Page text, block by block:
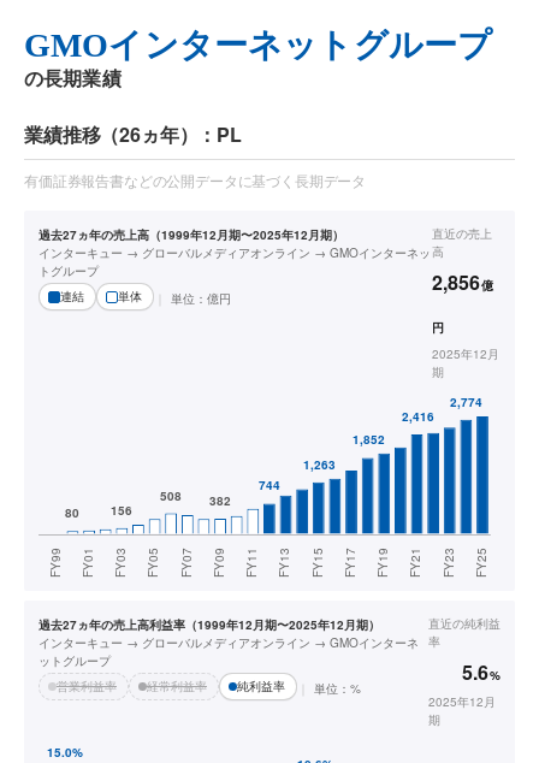
GMOインターネットグループ
の長期業績
業績推移（26ヵ年）：PL
有価証券報告書などの公開データに基づく長期データ
過去27ヵ年の売上高（1999年12月期〜2025年12月期）
インターキュー → グローバルメディアオンライン → GMOインターネッ
トグループ
連結
単体 単位： 億円
直近の売上
高
2,856億
円
2025年12月
期
過去27ヵ年の売上高利益率（1999年12月期〜2025年12月期）
インターキュー → グローバルメディアオンライン → GMOインターネ
ットグループ
営業利益率
経常利益率 純利益率 単位：%
直近の純利益
率
5.6%
2025年12月
期